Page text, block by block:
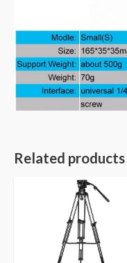
Related products